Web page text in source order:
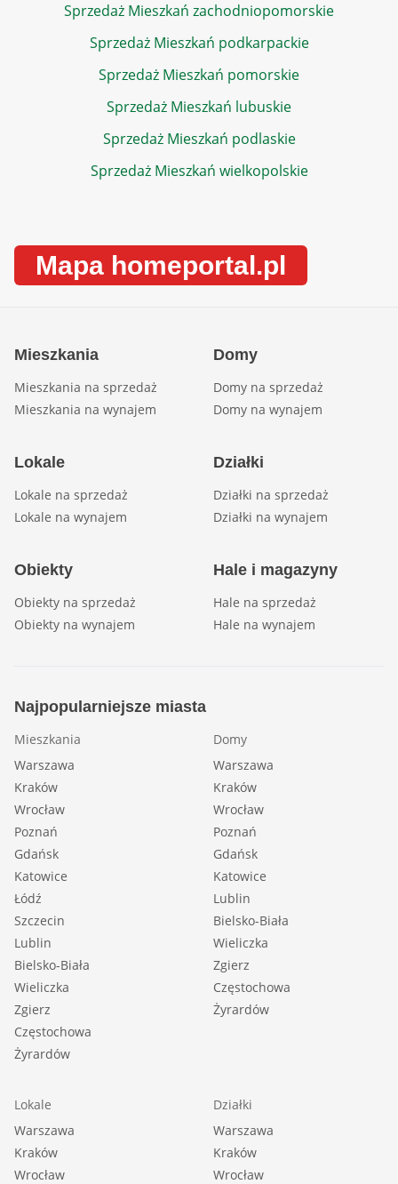
Sprzedaż Mieszkań zachodniopomorskie
Sprzedaż Mieszkań podkarpackie
Sprzedaż Mieszkań pomorskie
Sprzedaż Mieszkań lubuskie
Sprzedaż Mieszkań podlaskie
Sprzedaż Mieszkań wielkopolskie
Mapa homeportal.pl
Mieszkania
Mieszkania na sprzedaż
Mieszkania na wynajem
Domy
Domy na sprzedaż
Domy na wynajem
Lokale
Lokale na sprzedaż
Lokale na wynajem
Działki
Działki na sprzedaż
Działki na wynajem
Obiekty
Obiekty na sprzedaż
Obiekty na wynajem
Hale i magazyny
Hale na sprzedaż
Hale na wynajem
Najpopularniejsze miasta
Mieszkania
Warszawa
Kraków
Wrocław
Poznań
Gdańsk
Katowice
Łódź
Szczecin
Lublin
Bielsko-Biała
Wieliczka
Zgierz
Częstochowa
Żyrardów
Domy
Warszawa
Kraków
Wrocław
Poznań
Gdańsk
Katowice
Lublin
Bielsko-Biała
Wieliczka
Zgierz
Częstochowa
Żyrardów
Lokale
Warszawa
Kraków
Wrocław
Działki
Warszawa
Kraków
Wrocław